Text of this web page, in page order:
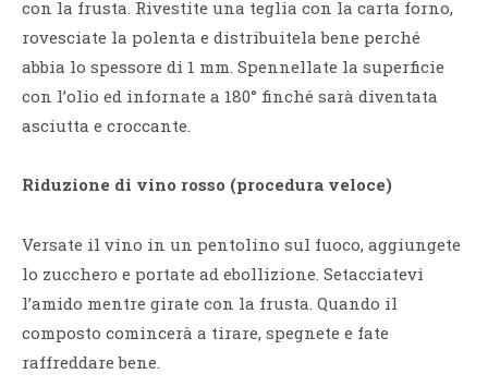
con la frusta. Rivestite una teglia con la carta forno,
rovesciate la polenta e distribuitela bene perché
abbia lo spessore di 1 mm. Spennellate la superficie
con l’olio ed infornate a 180° finché sarà diventata
asciutta e croccante.
Riduzione di vino rosso (procedura veloce)
Versate il vino in un pentolino sul fuoco, aggiungete
lo zucchero e portate ad ebollizione. Setacciatevi
l’amido mentre girate con la frusta. Quando il
composto comincerà a tirare, spegnete e fate
raffreddare bene.